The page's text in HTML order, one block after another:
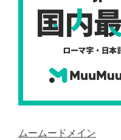
ムームードメイン